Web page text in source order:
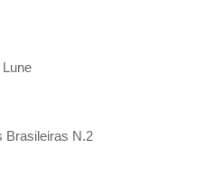
Brasileiras N.2